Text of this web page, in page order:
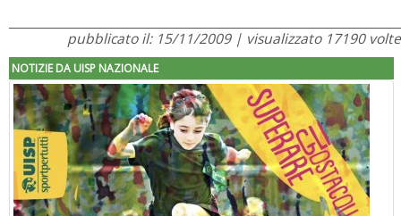
pubblicato il: 15/11/2009 | visualizzato 17190 volte
NOTIZIE DA UISP NAZIONALE